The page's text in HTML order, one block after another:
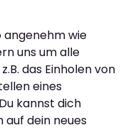
angenehm wie
uns um alle
das Einholen von
eines
kannst dich
dein neues